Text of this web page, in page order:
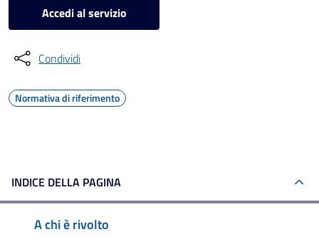
Accedi al servizio
Condividi
Normativa di riferimento
INDICE DELLA PAGINA
A chi è rivolto